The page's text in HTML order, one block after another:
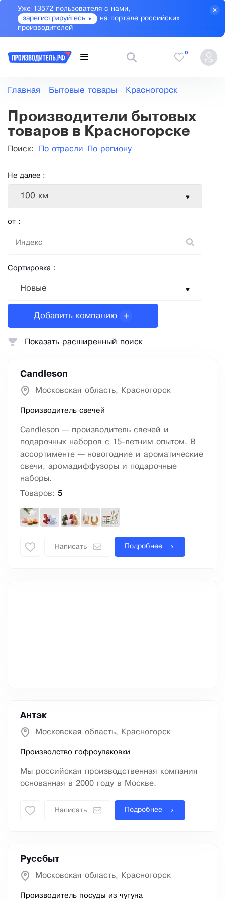
Уже 13572 пользователя с нами,
зарегистрируйтесь
на портале российских
производителей
0
Главная Бытовые товары Красногорск
Производители бытовых
товаров в Красногорске
Поиск: По отрасли По региону
Не далее :
100 км
от :
Сортировка :
Новые
Добавить компанию
Candleson
Московская область, Красногорск
Производитель свечей
Candleson — производитель свечей и
подарочных наборов с 15-летним опытом. В
ассортименте — новогодние и ароматические
свечи, аромадиффузоры и подарочные
наборы.
Товаров: 5
Написать Подробнее
Антэк
Московская область, Красногорск
Производство гофроупаковки
Мы российская производственная компания
основанная в 2000 году в Москве.
Написать Подробнее
Руссбыт
Московская область, Красногорск
Производитель посуды из чугуна
Показать расширенный поиск